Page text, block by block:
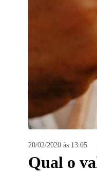
20/02/2020 às 13:05
Qual o